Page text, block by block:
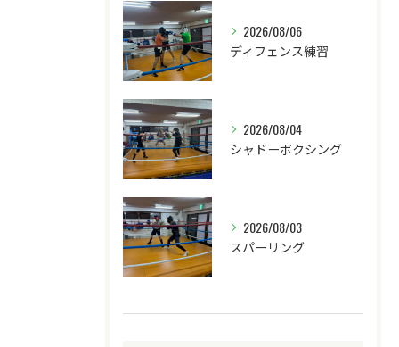
2026/08/06
ディフェンス練習
2026/08/04
シャドーボクシング
2026/08/03
スパーリング